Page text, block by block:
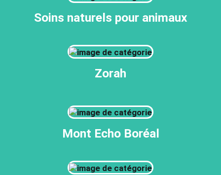
Soins naturels pour animaux
Zorah
Mont Echo Boréal